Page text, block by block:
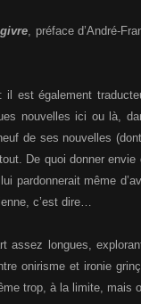
, préface d’André-
est également
nouvelles ici ou là,
de ses nouvelles
De quoi donner
pardonnerait même
c’est dire…
assez longues,
onirisme et ironie
trop, à la limite, mais